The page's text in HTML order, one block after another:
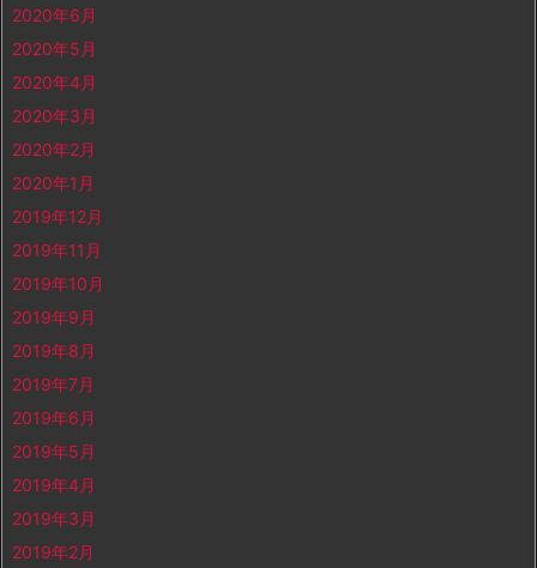
2020年6月
2020年5月
2020年4月
2020年3月
2020年2月
2020年1月
2019年12月
2019年11月
2019年10月
2019年9月
2019年8月
2019年7月
2019年6月
2019年5月
2019年4月
2019年3月
2019年2月